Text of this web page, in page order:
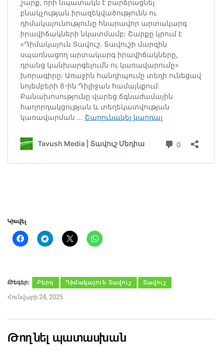
Կիսվել
Թեգեր։ Բերդ Դիմակայուն Տավուշ Տավուշ
Հունվարի 24, 2025
Թողնել պատասխան